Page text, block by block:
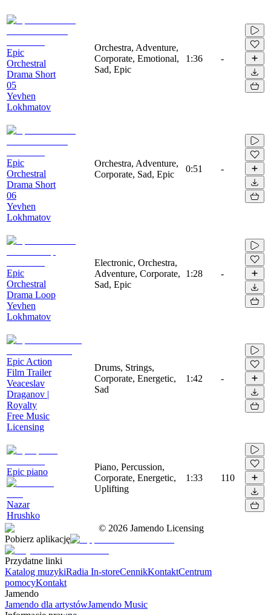
Epic
Orchestral
Drama Short
05
Yevhen
Lokhmatov
Orchestra, Adventure,
Corporate, Emotional,
Sad, Epic
1:36 -
Epic
Orchestral
Drama Short
06
Yevhen
Lokhmatov
Orchestra, Adventure,
Corporate, Sad, Epic
0:51 -
Epic
Orchestral
Drama Loop
Yevhen
Lokhmatov
Electronic, Orchestra,
Adventure, Corporate,
Sad, Epic
1:28 -
Epic Action
Film Trailer
Veaceslav
Draganov |
Royalty
Free Music
Licensing
Drums, Strings,
Corporate, Energetic,
Sad
1:42 -
Epic piano
Nazar
Hrushko
Piano, Percussion,
Corporate, Energetic,
Uplifting
1:33 110
© 2026 Jamendo Licensing
Pobierz aplikację
Przydatne linki
Katalog muzykiRadia In-storeCennikKontaktCentrum
pomocyKontakt
Jamendo
Jamendo dla artystówJamendo Music